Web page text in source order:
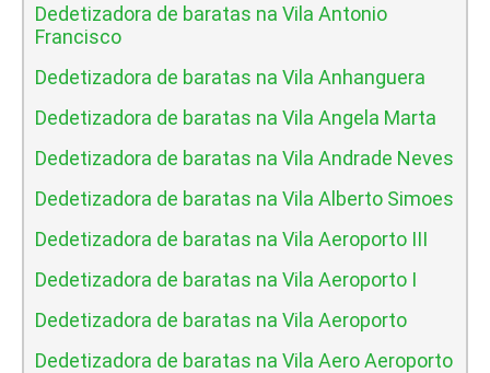
Dedetizadora de baratas na Vila Antonio
Francisco
Dedetizadora de baratas na Vila Anhanguera
Dedetizadora de baratas na Vila Angela Marta
Dedetizadora de baratas na Vila Andrade Neves
Dedetizadora de baratas na Vila Alberto Simoes
Dedetizadora de baratas na Vila Aeroporto III
Dedetizadora de baratas na Vila Aeroporto I
Dedetizadora de baratas na Vila Aeroporto
Dedetizadora de baratas na Vila Aero Aeroporto